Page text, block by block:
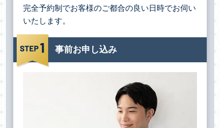
完全予約制でお客様のご都合の良い日時でお伺い
いたします。
事前お申し込み